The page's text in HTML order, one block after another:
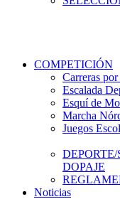
COMPETICIÓN
Carreras
Escalada
Esquí de
Marcha
Juegos
DOPAJE
Noticias